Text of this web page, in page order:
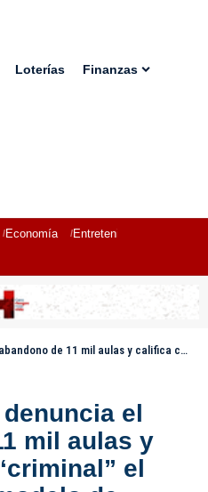
Loterías Finanzas
Economía Entretenimiento
califica como “criminal” el retroceso del modelo de Tanda Extendida
el
mil aulas y
el